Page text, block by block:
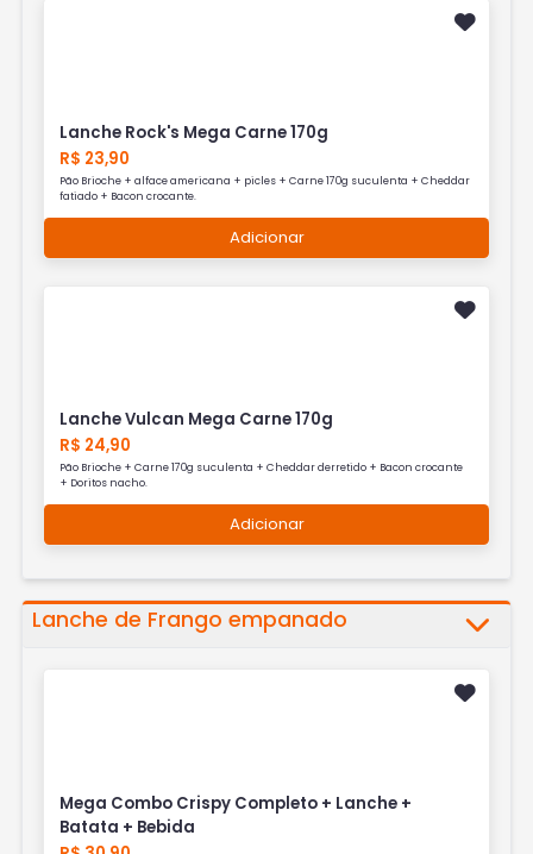
Lanche Rock's Mega Carne 170g
R$ 23,90
Pão Brioche + alface americana + picles + Carne 170g suculenta + Cheddar
fatiado + Bacon crocante.
Adicionar
Lanche Vulcan Mega Carne 170g
R$ 24,90
Pão Brioche + Carne 170g suculenta + Cheddar derretido + Bacon crocante
+ Doritos nacho.
Adicionar
Lanche de Frango empanado
Mega Combo Crispy Completo + Lanche +
Batata + Bebida